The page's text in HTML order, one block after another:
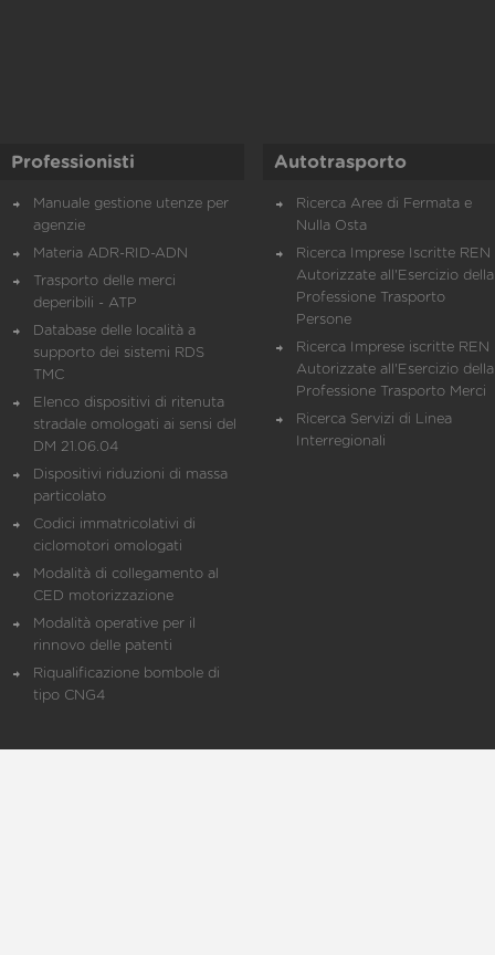
Professionisti
Manuale gestione utenze per
agenzie
Materia ADR-RID-ADN
Trasporto delle merci
deperibili - ATP
Database delle località a
supporto dei sistemi RDS
TMC
Elenco dispositivi di ritenuta
stradale omologati ai sensi del
DM 21.06.04
Dispositivi riduzioni di massa
particolato
Codici immatricolativi di
ciclomotori omologati
Modalità di collegamento al
CED motorizzazione
Modalità operative per il
rinnovo delle patenti
Riqualificazione bombole di
tipo CNG4
Autotrasporto
Ricerca Aree di Fermata e
Nulla Osta
Ricerca Imprese Iscritte REN
Autorizzate all'Esercizio della
Professione Trasporto
Persone
Ricerca Imprese iscritte REN
Autorizzate all'Esercizio della
Professione Trasporto Merci
Ricerca Servizi di Linea
Interregionali